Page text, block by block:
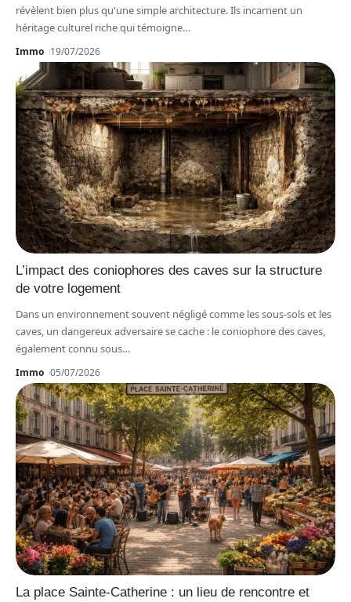
révèlent bien plus qu'une simple architecture. Ils incarnent un
héritage culturel riche qui témoigne…
Immo 19/07/2026
L’impact des coniophores des caves sur la structure
de votre logement
Dans un environnement souvent négligé comme les sous-sols et les
caves, un dangereux adversaire se cache : le coniophore des caves,
également connu sous…
Immo 05/07/2026
La place Sainte-Catherine : un lieu de rencontre et